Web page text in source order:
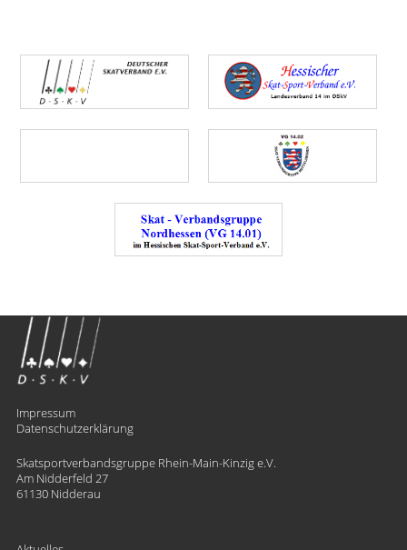
Impressum
Datenschutzerklärung
Skatsportverbandsgruppe Rhein-Main-Kinzig e.V.
Am Nidderfeld 27
61130 Nidderau